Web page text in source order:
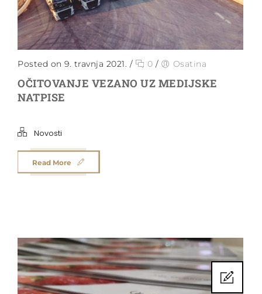
Posted on 9. travnja 2021. / 0 / Osatina
OČITOVANJE VEZANO UZ MEDIJSKE
NATPISE
Novosti
Read More